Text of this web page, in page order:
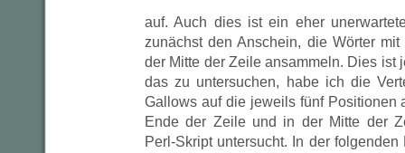
auf. Auch dies ist ein eher
zunächst den Anschein, die Wörter
der Mitte der Zeile ansammeln. Dies ist
das zu untersuchen, habe ich die
Gallows auf die jeweils fünf Positionen
Ende der Zeile und in der Mitte der
Perl-Skript untersucht. In der